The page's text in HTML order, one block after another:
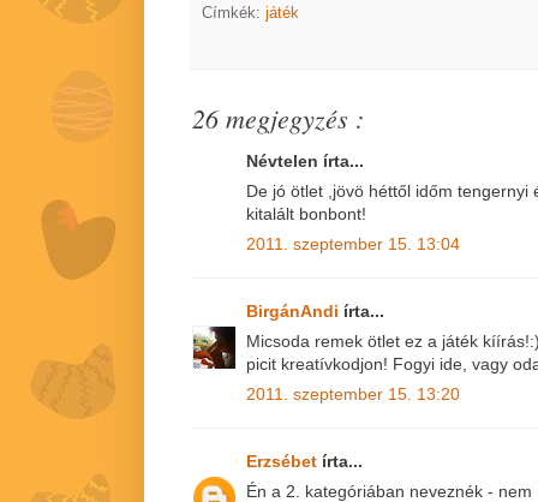
Címkék: játék
26 megjegyzés :
Névtelen írta...
De jó ötlet ,jövö héttől időm tengernyi
kitalált bonbont!
2011. szeptember 15. 13:04
BirgánAndi írta...
Micsoda remek ötlet ez a játék
picit kreatívkodjon! Fogyi ide, vagy
2011. szeptember 15. 13:20
Erzsébet írta...
Én a 2. kategóriában neveznék -